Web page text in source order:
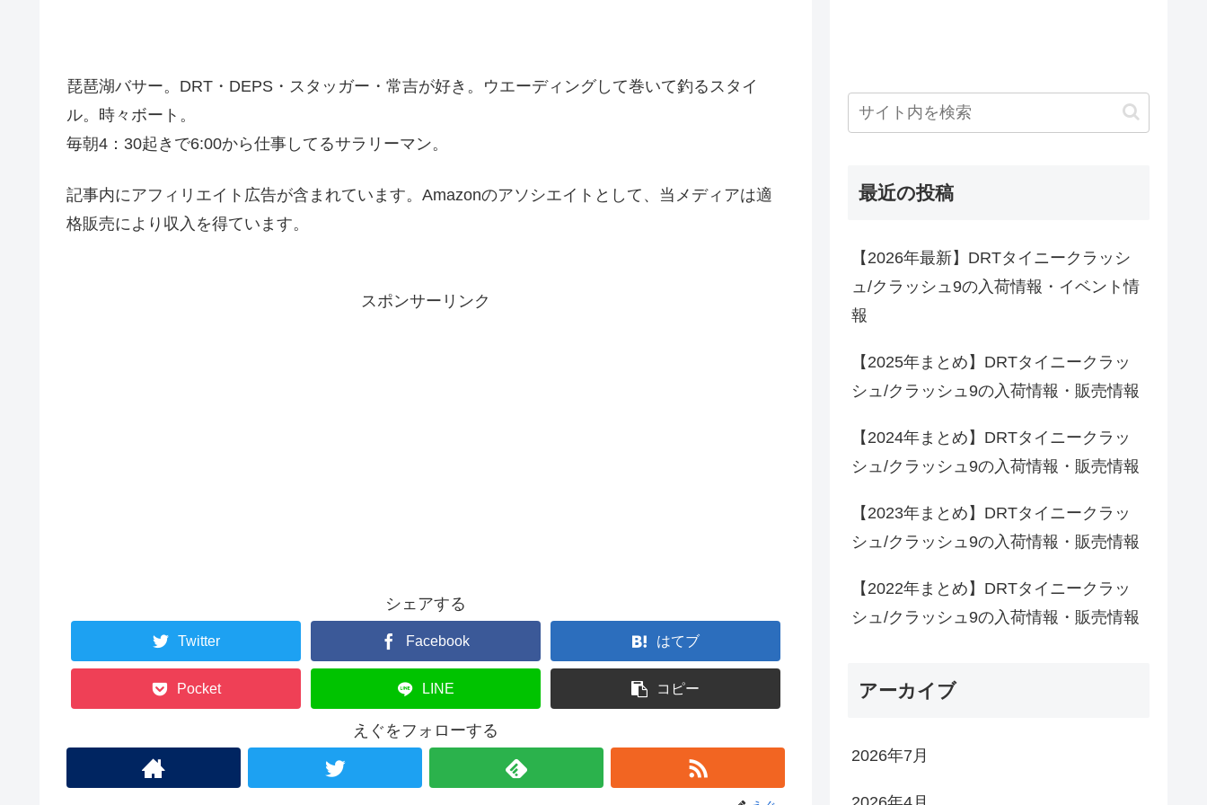
琵琶湖バサー。DRT・DEPS・スタッガー・常吉が好き。ウエーディングして巻いて釣るスタイ
ル。時々ボート。
毎朝4：30起きで6:00から仕事してるサラリーマン。
記事内にアフィリエイト広告が含まれています。Amazonのアソシエイトとして、当メディアは適
格販売により収入を得ています。
スポンサーリンク
シェアする
Twitter Facebook はてブ
Pocket LINE コピー
えぐをフォローする
最近の投稿
【2026年最新】DRTタイニークラッシ
ュ/クラッシュ9の入荷情報・イベント情
報
【2025年まとめ】DRTタイニークラッ
シュ/クラッシュ9の入荷情報・販売情報
【2024年まとめ】DRTタイニークラッ
シュ/クラッシュ9の入荷情報・販売情報
【2023年まとめ】DRTタイニークラッ
シュ/クラッシュ9の入荷情報・販売情報
【2022年まとめ】DRTタイニークラッ
シュ/クラッシュ9の入荷情報・販売情報
アーカイブ
2026年7月